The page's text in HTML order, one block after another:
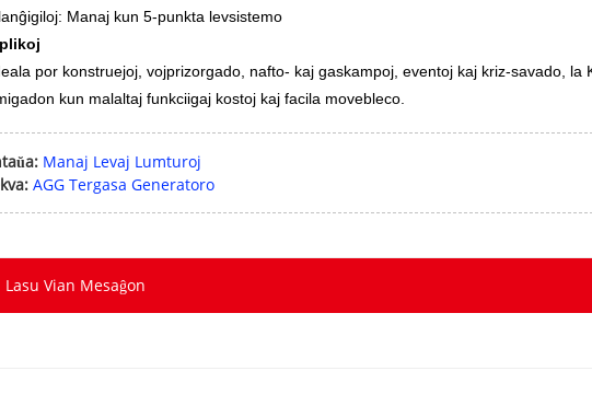
Manaj kun 5-punkta levsistemo
por konstruejoj, vojprizorgado, nafto- kaj gaskampoj, eventoj kaj kriz-savado, la
kun malaltaj funkciigaj kostoj kaj facila movebleco.
Manaj Levaj Lumturoj
AGG Tergasa Generatoro
Lasu Vian Mesaĝon